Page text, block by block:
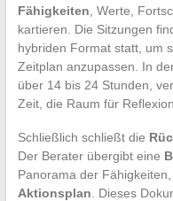
Fähigkeiten , Werte,
kartieren. Die Sitzungen
hybriden Format statt, um
Zeitplan anzupassen. In
über 14 bis 24 Stunden,
Zeit, die Raum für
Schließlich schließt die
Der Berater übergibt eine
Panorama der
Aktionsplan . Dieses